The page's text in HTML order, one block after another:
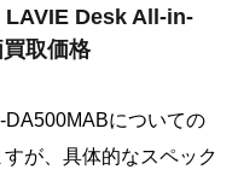
LAVIE Desk All-in-
取価格
についての
が、具体的なスペック